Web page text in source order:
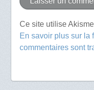
Ce site utilise
En savoir plus sur la
commentaires sont